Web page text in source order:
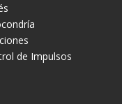
de Impulsos